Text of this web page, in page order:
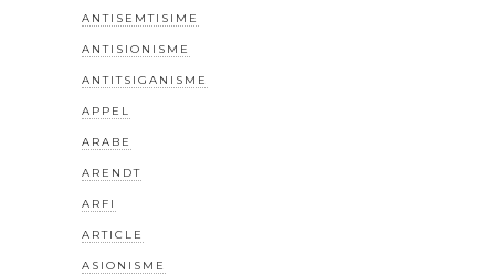
ANTISEMTISIME
ANTISIONISME
ANTITSIGANISME
APPEL
ARABE
ARENDT
ARFI
ARTICLE
ASIONISME